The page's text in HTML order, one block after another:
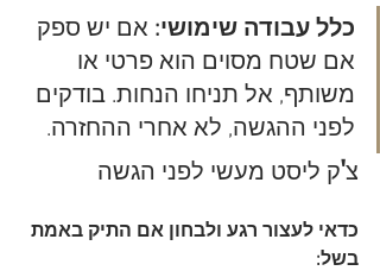
כלל עבודה שימושי: אם יש ספק
אם שטח מסוים הוא פרטי או
משותף, אל תניחו הנחות. בודקים
לפני ההגשה, לא אחרי ההחזרה.
צ'ק ליסט מעשי לפני הגשה
כדאי לעצור רגע ולבחון אם התיק באמת
בשל: